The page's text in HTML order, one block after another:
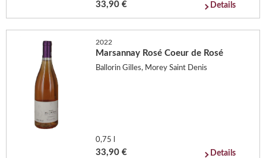
33,90 € Details
2022
Marsannay Rosé Coeur de Rosé
Ballorin Gilles, Morey Saint Denis
0,75 l
33,90 € Details